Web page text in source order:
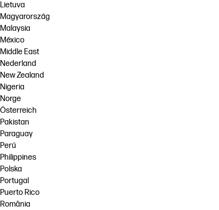
Lietuva
Magyarország
Malaysia
México
Middle East
Nederland
New Zealand
Nigeria
Norge
Österreich
Pakistan
Paraguay
Perú
Philippines
Polska
Portugal
Puerto Rico
România